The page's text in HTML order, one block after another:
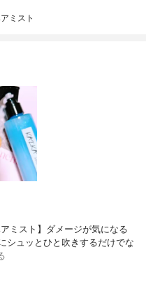
ミスト
ミスト】ダメージが気になる
シュッとひと吹きするだけでな